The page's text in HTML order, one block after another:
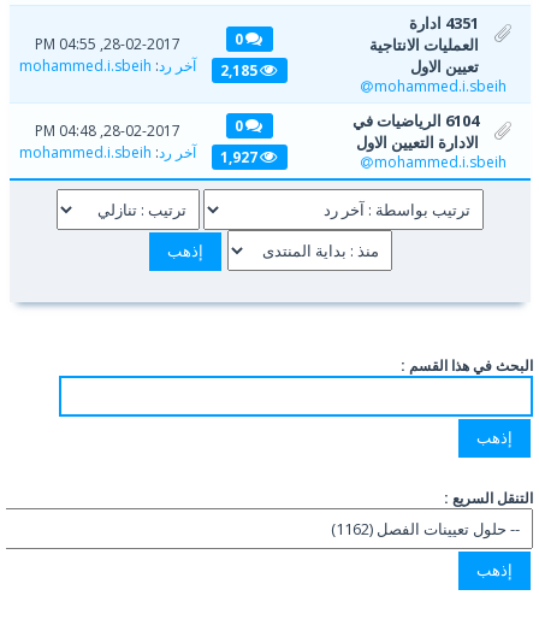
4351 ادارة
العمليات الانتاجية
تعيين الاول
mohammed.i.sbeih
0
2,185
28-02-2017, 04:55 PM
آخر رد:
mohammed.i.sbeih
6104 الرياضيات في
الادارة التعيين الاول
mohammed.i.sbeih
0
1,927
28-02-2017, 04:48 PM
آخر رد:
mohammed.i.sbeih
البحث في هذا القسم :
التنقل السريع :